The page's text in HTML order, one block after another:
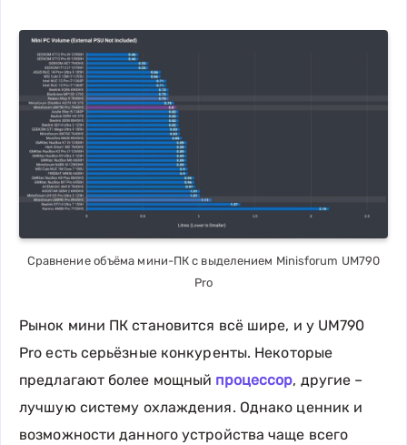
Сравнение объёма мини-ПК с выделением Minisforum UM790
Pro
Рынок мини ПК становится всё шире, и у UM790
Pro есть серьёзные конкуренты. Некоторые
предлагают более мощный процессор, другие –
лучшую систему охлаждения. Однако ценник и
возможности данного устройства чаще всего